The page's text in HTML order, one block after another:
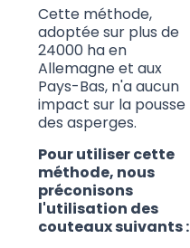
Cette méthode,
adoptée sur plus de
24000 ha en
Allemagne et aux
Pays-Bas, n'a aucun
impact sur la pousse
des asperges.
Pour utiliser cette
méthode, nous
préconisons
l'utilisation des
couteaux suivants :